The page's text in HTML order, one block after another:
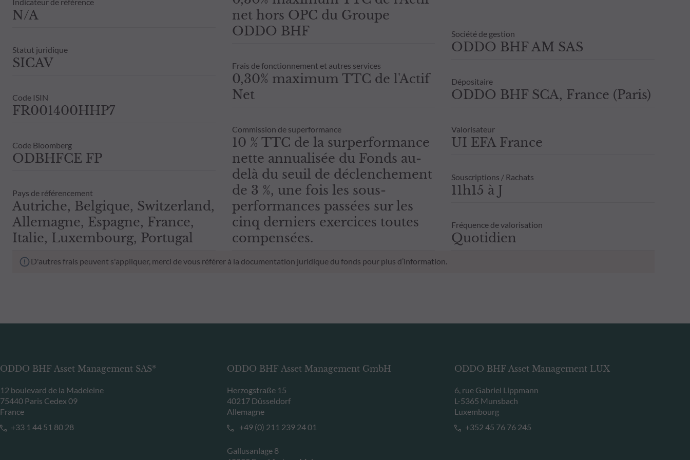
N/A
Statut juridique
SICAV
Code ISIN
FR001400HHP7
Code Bloomberg
ODBHFCE FP
Pays de référencement
Autriche, Belgique, Switzerland,
Allemagne, Espagne, France,
Italie, Luxembourg, Portugal
net hors OPC du Groupe
ODDO BHF
Frais de fonctionnement et autres services
0,30% maximum TTC de l'Actif
Net
Commission de superformance
10 % TTC de la surperformance
nette annualisée du Fonds au-
delà du seuil de déclenchement
de 3 %, une fois les sous-
performances passées sur les
cinq derniers exercices toutes
compensées.
Société de gestion
ODDO BHF AM SAS
Dépositaire
ODDO BHF SCA, France (Paris)
Valorisateur
UI EFA France
Souscriptions / Rachats
11h15 à J
Fréquence de valorisation
Quotidien
D'autres frais peuvent s'appliquer, merci de vous référer à la documentation juridique du fonds pour plus d’information.
ODDO BHF Asset Management SAS*
12 boulevard de la Madeleine
75440 Paris Cedex 09
France
+33 1 44 51 80 28
ODDO BHF Asset Management GmbH
Herzogstraße 15
40217 Düsseldorf
Allemagne
+49 (0) 211 239 24 01
Gallusanlage 8
ODDO BHF Asset Management LUX
6, rue Gabriel Lippmann
L-5365 Munsbach
Luxembourg
+352 45 76 76 245